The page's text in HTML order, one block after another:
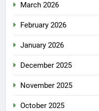
March 2026
February 2026
January 2026
December 2025
November 2025
October 2025